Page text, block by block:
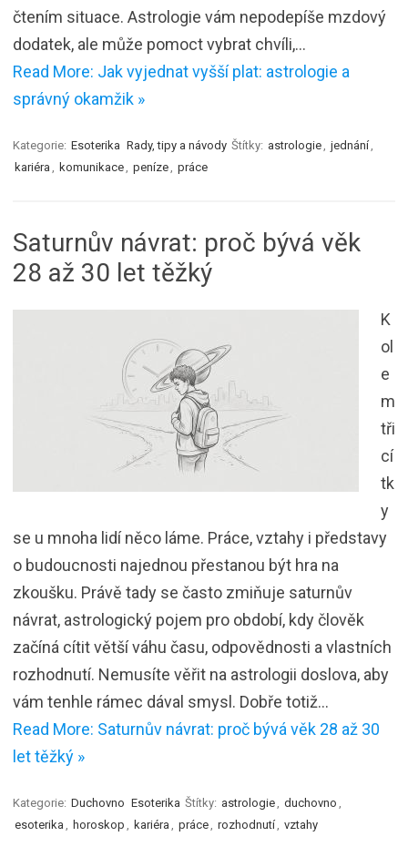
čtením situace. Astrologie vám nepodepíše mzdový
dodatek, ale může pomoct vybrat chvíli,…
Read More: Jak vyjednat vyšší plat: astrologie a
správný okamžik »
Kategorie: Esoterika Rady, tipy a návody Štítky: astrologie jednání
kariéra
komunikace peníze práce
Saturnův návrat: proč bývá věk
28 až 30 let těžký
K
ol
e
m
tři
cí
tk
y
se u mnoha lidí něco láme. Práce, vztahy i představy
o budoucnosti najednou přestanou být hra na
zkoušku. Právě tady se často zmiňuje saturnův
návrat, astrologický pojem pro období, kdy člověk
začíná cítit větší váhu času, odpovědnosti a vlastních
rozhodnutí. Nemusíte věřit na astrologii doslova, aby
vám tenhle rámec dával smysl. Dobře totiž…
Read More: Saturnův návrat: proč bývá věk 28 až 30
let těžký »
Kategorie: Duchovno Esoterika Štítky: astrologie duchovno
esoterika
horoskop kariéra práce rozhodnutí vztahy